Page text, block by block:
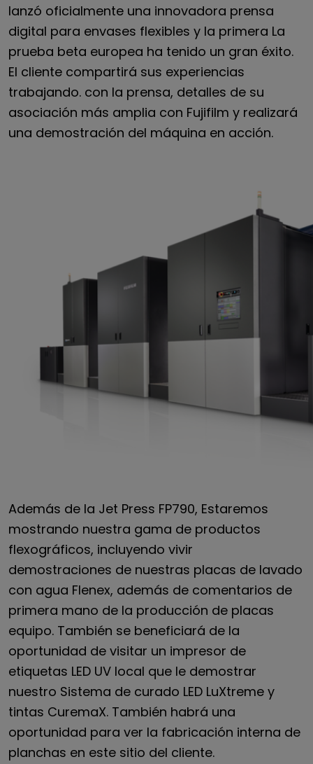
lanzó oficialmente una innovadora prensa
digital para envases flexibles y la primera La
prueba beta europea ha tenido un gran éxito.
El cliente compartirá sus experiencias
trabajando. con la prensa, detalles de su
asociación más amplia con Fujifilm y realizará
una demostración del máquina en acción.
Además de la Jet Press FP790, Estaremos
mostrando nuestra gama de productos
flexográficos, incluyendo vivir
demostraciones de nuestras placas de lavado
con agua Flenex, además de comentarios de
primera mano de la producción de placas
equipo. También se beneficiará de la
oportunidad de visitar un impresor de
etiquetas LED UV local que le demostrar
nuestro Sistema de curado LED LuXtreme y
tintas CuremaX. También habrá una
oportunidad para ver la fabricación interna de
planchas en este sitio del cliente.